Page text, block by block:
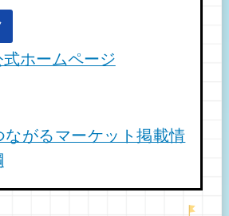
式ホームページ
ながるマーケット掲載情